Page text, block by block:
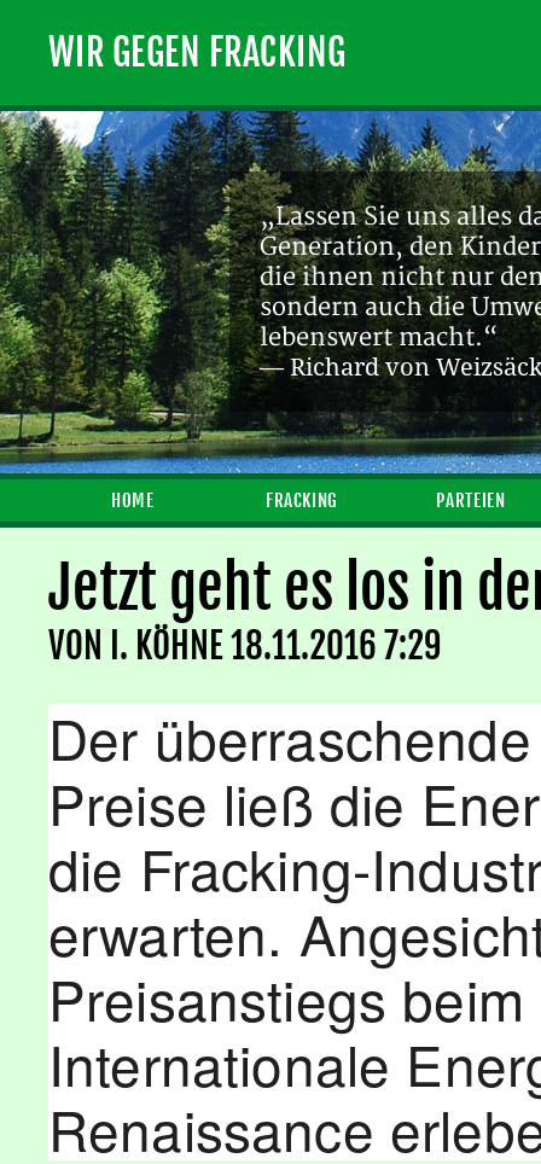
WIR GEGEN FRACKING
„Lassen Sie uns alles
Generation, den
die ihnen nicht nur
sondern auch die
lebenswert macht.“
— Richard von
HOME FRACKING PARTEIEN
Jetzt geht es los in
VON I. KÖHNE18.11.2016 7:29
Der
Preise ließ die
die Fracking-
erwarten.
Preisanstiegs
Internationale
Renaissance